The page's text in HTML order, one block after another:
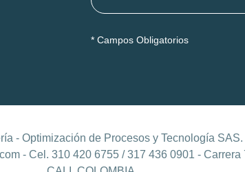
* Campos Obligatorios
- Optimización de Procesos y Tecnología SAS.
- Cel. 310 420 6755 / 317 436 0901 - Carrera